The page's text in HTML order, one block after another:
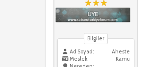
Bilgiler
Ad Soyad:
Aheste
Meslek:
Kamu